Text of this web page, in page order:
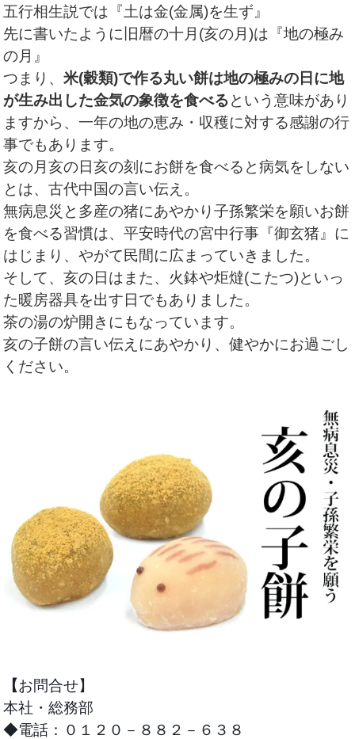
五行相生説では『土は金(金属)を生ず』
先に書いたように旧暦の十月(亥の月)は『地の極み
の月』
つまり、米(穀類)で作る丸い餅は地の極みの日に地
が生み出した金気の象徴を食べるという意味があり
ますから、一年の地の恵み・収穫に対する感謝の行
事でもあります。
亥の月亥の日亥の刻にお餅を食べると病気をしない
とは、古代中国の言い伝え。
無病息災と多産の猪にあやかり子孫繁栄を願いお餅
を食べる習慣は、平安時代の宮中行事『御玄猪』に
はじまり、やがて民間に広まっていきました。
そして、亥の日はまた、火鉢や炬燵(こたつ)といっ
た暖房器具を出す日でもありました。
茶の湯の炉開きにもなっています。
亥の子餅の言い伝えにあやかり、健やかにお過ごし
ください。
【お問合せ】
本社・総務部
◆電話：０１２０－８８２－６３８